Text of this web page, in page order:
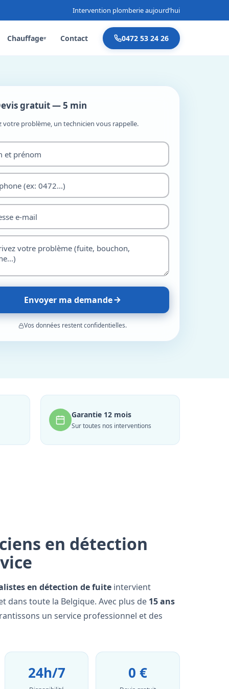
Intervention plomberie aujourd’hui
Chauffage▾ Contact 0472 53 24 26
gratuit — 5 min
votre problème, un technicien vous rappelle.
Envoyer ma demande
Vos données restent confidentielles.
Garantie 12 mois
Sur toutes nos interventions
en détection
en détection de fuite intervient
dans toute la Belgique. Avec plus de 15 ans
un service professionnel et des
24h/7 0 €